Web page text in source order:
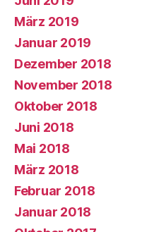
März 2019
Januar 2019
Dezember 2018
November 2018
Oktober 2018
Juni 2018
Mai 2018
März 2018
Februar 2018
Januar 2018